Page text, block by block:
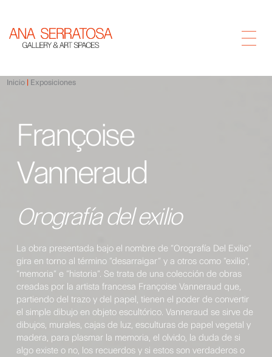
Inicio Exposiciones
Françoise
Vanneraud
Orografía del exilio
La obra presentada bajo el nombre de “Orografía Del Exilio”
gira en torno al término “desarraigar” y a otros como “exilio”,
“memoria” e “historia”. Se trata de una colección de obras
creadas por la artista francesa Françoise Vanneraud que,
partiendo del trazo y del papel, tienen el poder de convertir
el simple dibujo en objeto escultórico. Vanneraud se sirve de
dibujos, murales, cajas de luz, esculturas de papel vegetal y
madera, para plasmar la memoria, el olvido, la duda de si
algo existe o no, los recuerdos y si estos son verdaderos o